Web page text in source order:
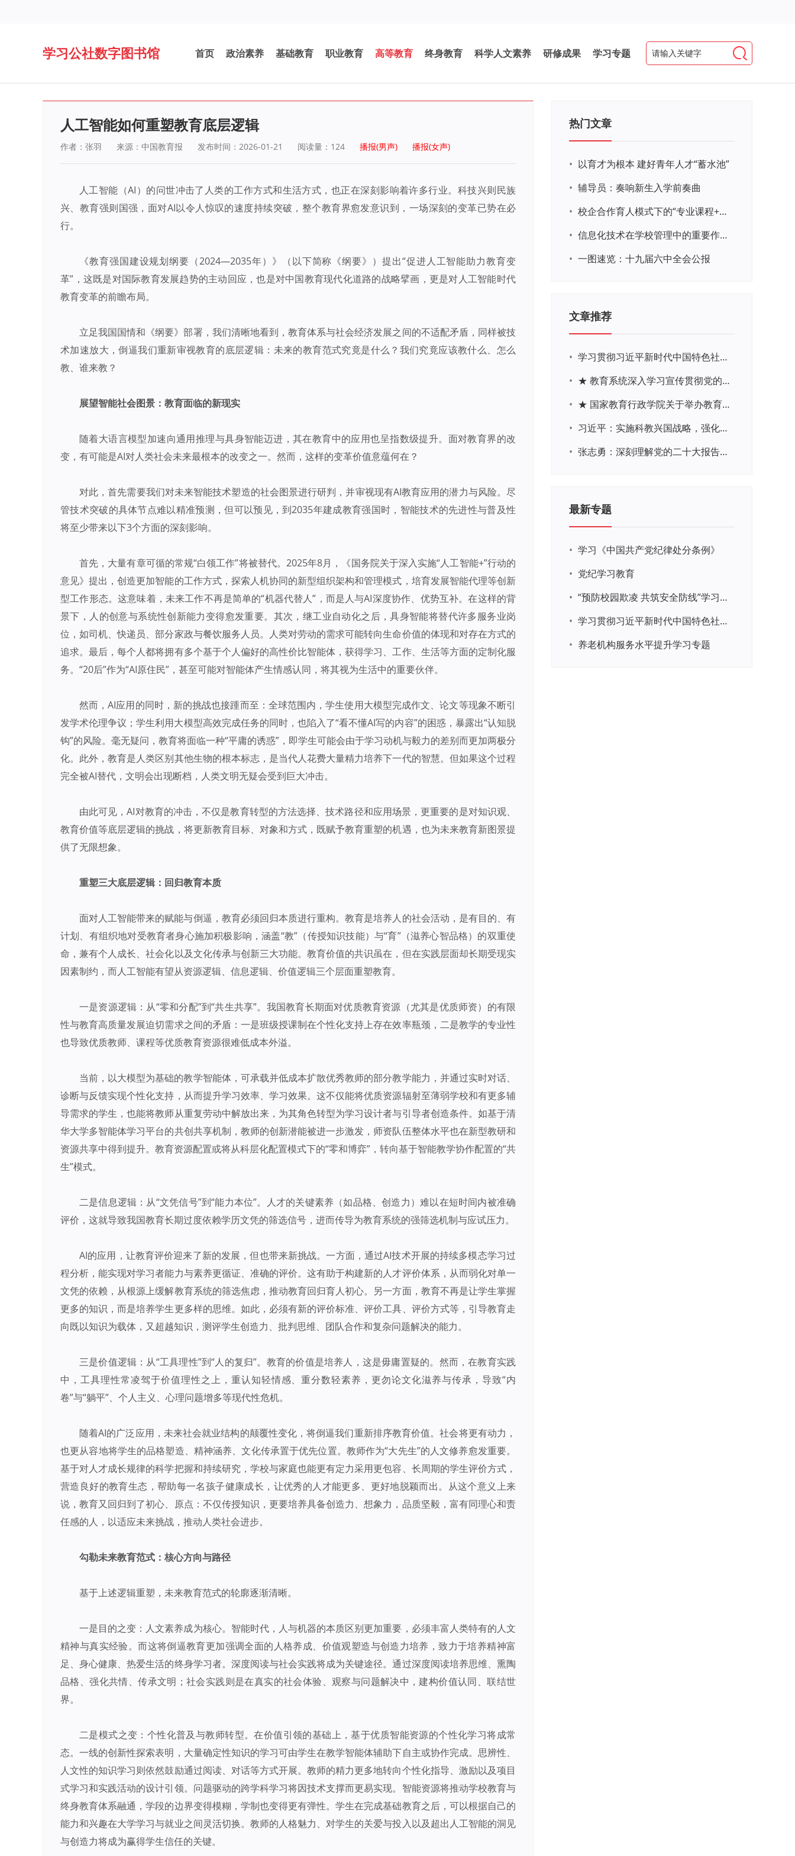
学习公社数字图书馆 首页 政治素养 基础教育 职业教育 高等教育 终身教育 科学人文素养 研修成果 学习专题
人工智能如何重塑教育底层逻辑
作者：张羽 来源：中国教育报 发布时间：2026-01-21 阅读量： 124 播报(男声) 播报(女声)
人工智能（AI）的问世冲击了人类的工作方式和生活方式，也正在深刻影响着许多行业。科技兴则民族
兴、教育强则国强，面对AI以令人惊叹的速度持续突破，整个教育界愈发意识到，一场深刻的变革已势在必
行。
《教育强国建设规划纲要（2024—2035年）》（以下简称《纲要》）提出“促进人工智能助力教育变
革”，这既是对国际教育发展趋势的主动回应，也是对中国教育现代化道路的战略擘画，更是对人工智能时代
教育变革的前瞻布局。
立足我国国情和《纲要》部署，我们清晰地看到，教育体系与社会经济发展之间的不适配矛盾，同样被技
术加速放大，倒逼我们重新审视教育的底层逻辑：未来的教育范式究竟是什么？我们究竟应该教什么、怎么
教、谁来教？
展望智能社会图景：教育面临的新现实
随着大语言模型加速向通用推理与具身智能迈进，其在教育中的应用也呈指数级提升。面对教育界的改
变，有可能是AI对人类社会未来最根本的改变之一。然而，这样的变革价值意蕴何在？
对此，首先需要我们对未来智能技术塑造的社会图景进行研判，并审视现有AI教育应用的潜力与风险。尽
管技术突破的具体节点难以精准预测，但可以预见，到2035年建成教育强国时，智能技术的先进性与普及性
将至少带来以下3个方面的深刻影响。
首先，大量有章可循的常规“白领工作”将被替代。2025年8月，《国务院关于深入实施“人工智能+”行动的
意见》提出，创造更加智能的工作方式，探索人机协同的新型组织架构和管理模式，培育发展智能代理等创新
型工作形态。这意味着，未来工作不再是简单的“机器代替人”，而是人与AI深度协作、优势互补。在这样的背
景下，人的创意与系统性创新能力变得愈发重要。其次，继工业自动化之后，具身智能将替代许多服务业岗
位，如司机、快递员、部分家政与餐饮服务人员。人类对劳动的需求可能转向生命价值的体现和对存在方式的
追求。最后，每个人都将拥有多个基于个人偏好的高性价比智能体，获得学习、工作、生活等方面的定制化服
务。“20后”作为“AI原住民”，甚至可能对智能体产生情感认同，将其视为生活中的重要伙伴。
然而，AI应用的同时，新的挑战也接踵而至：全球范围内，学生使用大模型完成作文、论文等现象不断引
发学术伦理争议；学生利用大模型高效完成任务的同时，也陷入了“看不懂AI写的内容”的困惑，暴露出“认知脱
钩”的风险。毫无疑问，教育将面临一种“平庸的诱惑”，即学生可能会由于学习动机与毅力的差别而更加两极分
化。此外，教育是人类区别其他生物的根本标志，是当代人花费大量精力培养下一代的智慧。但如果这个过程
完全被AI替代，文明会出现断档，人类文明无疑会受到巨大冲击。
由此可见，AI对教育的冲击，不仅是教育转型的方法选择、技术路径和应用场景，更重要的是对知识观、
教育价值等底层逻辑的挑战，将更新教育目标、对象和方式，既赋予教育重塑的机遇，也为未来教育新图景提
供了无限想象。
重塑三大底层逻辑：回归教育本质
面对人工智能带来的赋能与倒逼，教育必须回归本质进行重构。教育是培养人的社会活动，是有目的、有
计划、有组织地对受教育者身心施加积极影响，涵盖“教”（传授知识技能）与“育”（滋养心智品格）的双重使
命，兼有个人成长、社会化以及文化传承与创新三大功能。教育价值的共识虽在，但在实践层面却长期受现实
因素制约，而人工智能有望从资源逻辑、信息逻辑、价值逻辑三个层面重塑教育。
一是资源逻辑：从“零和分配”到“共生共享”。我国教育长期面对优质教育资源（尤其是优质师资）的有限
性与教育高质量发展迫切需求之间的矛盾：一是班级授课制在个性化支持上存在效率瓶颈，二是教学的专业性
也导致优质教师、课程等优质教育资源很难低成本外溢。
当前，以大模型为基础的教学智能体，可承载并低成本扩散优秀教师的部分教学能力，并通过实时对话、
诊断与反馈实现个性化支持，从而提升学习效率、学习效果。这不仅能将优质资源辐射至薄弱学校和有更多辅
导需求的学生，也能将教师从重复劳动中解放出来，为其角色转型为学习设计者与引导者创造条件。如基于清
华大学多智能体学习平台的共创共享机制，教师的创新潜能被进一步激发，师资队伍整体水平也在新型教研和
资源共享中得到提升。教育资源配置或将从科层化配置模式下的“零和博弈”，转向基于智能教学协作配置的“共
生”模式。
二是信息逻辑：从“文凭信号”到“能力本位”。人才的关键素养（如品格、创造力）难以在短时间内被准确
评价，这就导致我国教育长期过度依赖学历文凭的筛选信号，进而传导为教育系统的强筛选机制与应试压力。
AI的应用，让教育评价迎来了新的发展，但也带来新挑战。一方面，通过AI技术开展的持续多模态学习过
程分析，能实现对学习者能力与素养更循证、准确的评价。这有助于构建新的人才评价体系，从而弱化对单一
文凭的依赖，从根源上缓解教育系统的筛选焦虑，推动教育回归育人初心。另一方面，教育不再是让学生掌握
更多的知识，而是培养学生更多样的思维。如此，必须有新的评价标准、评价工具、评价方式等，引导教育走
向既以知识为载体，又超越知识，测评学生创造力、批判思维、团队合作和复杂问题解决的能力。
三是价值逻辑：从“工具理性”到“人的复归”。教育的价值是培养人，这是毋庸置疑的。然而，在教育实践
中，工具理性常凌驾于价值理性之上，重认知轻情感、重分数轻素养，更勿论文化滋养与传承，导致“内
卷”与“躺平”、个人主义、心理问题增多等现代性危机。
随着AI的广泛应用，未来社会就业结构的颠覆性变化，将倒逼我们重新排序教育价值。社会将更有动力，
也更从容地将学生的品格塑造、精神涵养、文化传承置于优先位置。教师作为“大先生”的人文修养愈发重要。
基于对人才成长规律的科学把握和持续研究，学校与家庭也能更有定力采用更包容、长周期的学生评价方式，
营造良好的教育生态，帮助每一名孩子健康成长，让优秀的人才能更多、更好地脱颖而出。从这个意义上来
说，教育又回归到了初心、原点：不仅传授知识，更要培养具备创造力、想象力，品质坚毅，富有同理心和责
任感的人，以适应未来挑战，推动人类社会进步。
勾勒未来教育范式：核心方向与路径
基于上述逻辑重塑，未来教育范式的轮廓逐渐清晰。
一是目的之变：人文素养成为核心。智能时代，人与机器的本质区别更加重要，必须丰富人类特有的人文
精神与真实经验。而这将倒逼教育更加强调全面的人格养成、价值观塑造与创造力培养，致力于培养精神富
足、身心健康、热爱生活的终身学习者。深度阅读与社会实践将成为关键途径。通过深度阅读培养思维、熏陶
品格、强化共情、传承文明；社会实践则是在真实的社会体验、观察与问题解决中，建构价值认同、联结世
界。
二是模式之变：个性化普及与教师转型。在价值引领的基础上，基于优质智能资源的个性化学习将成常
态。一线的创新性探索表明，大量确定性知识的学习可由学生在教学智能体辅助下自主或协作完成。思辨性、
人文性的知识学习则依然鼓励通过阅读、对话等方式开展。教师的精力更多地转向个性化指导、激励以及项目
式学习和实践活动的设计引领。问题驱动的跨学科学习将因技术支撑而更易实现。智能资源将推动学校教育与
终身教育体系融通，学段的边界变得模糊，学制也变得更有弹性。学生在完成基础教育之后，可以根据自己的
能力和兴趣在大学学习与就业之间灵活切换。教师的人格魅力、对学生的关爱与投入以及超出人工智能的洞见
与创造力将成为赢得学生信任的关键。
热门文章
• 以育才为根本 建好青年人才“蓄水池”
• 辅导员：奏响新生入学前奏曲
•
校企合作育人模式下的“专业课程+思政教育+党建活动”交叉融合的课程思政教学探索与实践
•
信息化技术在学校管理中的重要作用 ——以贵州省威宁民族中学和校园使用等为例
• 一图速览：十九届六中全会公报
文章推荐
•
学习贯彻习近平新时代中国特色社会主义思想主题教育网络培训
•
★ 教育系统深入学习宣传贯彻党的二十大精神学习专题
•
★ 国家教育行政学院关于举办教育系统深入学习宣传贯彻党的二十大精神专题网络培训的通知
•
习近平：实施科教兴国战略，强化现代化建设人才支撑
•
张志勇：深刻理解党的二十大报告关于教育的新思想、新战略、新要求
最新专题
• 学习《中国共产党纪律处分条例》
• 党纪学习教育
•
“预防校园欺凌 共筑安全防线”学习专题
•
学习贯彻习近平新时代中国特色社会主义思想主题教育
• 养老机构服务水平提升学习专题